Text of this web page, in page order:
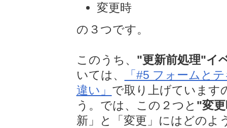
変更時
の３つです。
このうち、 "更新前処理"イ
いては、
「#5 フォームと
違い」 で取り上げています
う。では、この２つと "変
新」と「変更」にはどのよ